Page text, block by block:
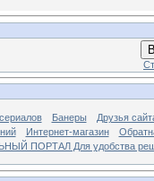
Банеры
Друзья
Интернет-магазин
ПОРТАЛ Для удобства